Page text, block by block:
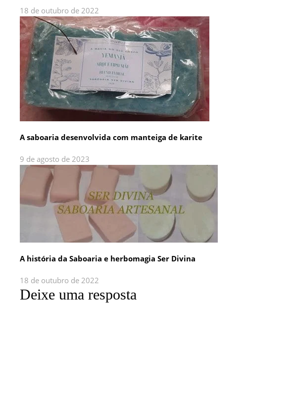
18 de outubro de 2022
A saboaria desenvolvida com manteiga de karite
9 de agosto de 2023
A história da Saboaria e herbomagia Ser Divina
18 de outubro de 2022
Deixe uma resposta